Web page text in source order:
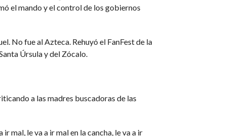
el mando y el control de los gobiernos
No fue al Azteca. Rehuyó el FanFest de la
Úrsula y del Zócalo.
a las madres buscadoras de las
mal, le va a ir mal en la cancha, le va a ir